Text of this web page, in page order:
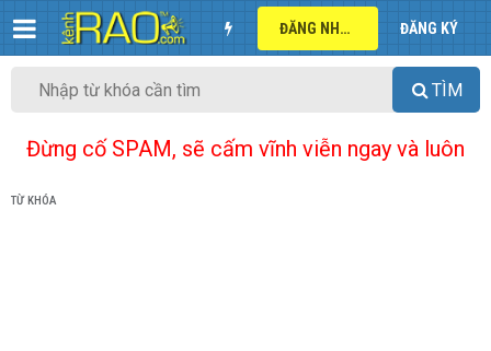
ĐĂNG NHẬP ĐĂNG KÝ
TÌM
Đừng cố SPAM, sẽ cấm vĩnh viễn ngay và luôn
TỪ KHÓA